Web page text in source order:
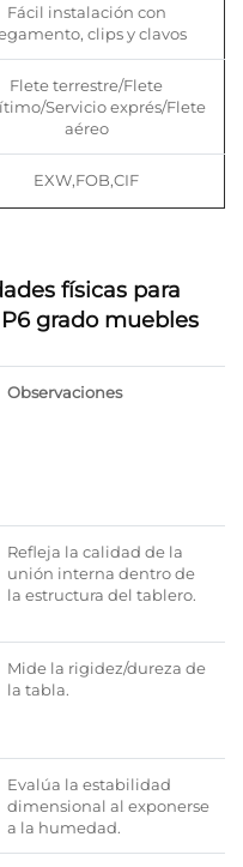
Fácil instalación con
clips y clavos
Flete terrestre/Flete
Servicio exprés/Flete
aéreo
EXW,FOB,CIF
físicas para
grado muebles
Observaciones
Refleja la calidad de la
unión interna dentro de
la estructura del tablero.
Mide la rigidez/dureza de
la tabla.
Evalúa la estabilidad
dimensional al exponerse
a la humedad.